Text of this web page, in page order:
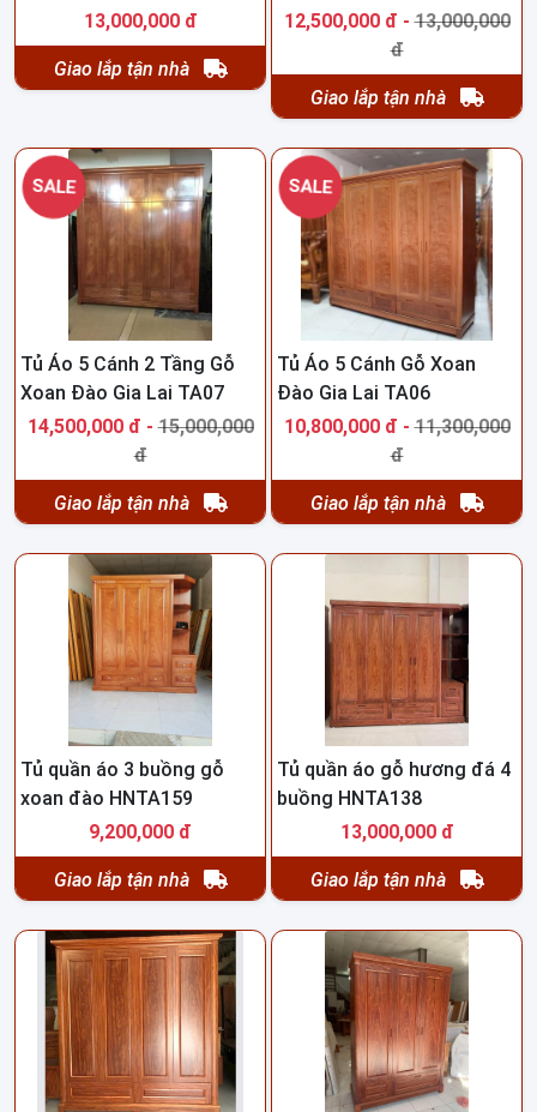
13,000,000 đ
Giao lắp tận nhà
12,500,000 đ -13,000,000
đ
Giao lắp tận nhà
SALE
Tủ Áo 5 Cánh 2 Tầng Gỗ
Xoan Đào Gia Lai TA07
14,500,000 đ -15,000,000
đ
Giao lắp tận nhà
SALE
Tủ Áo 5 Cánh Gỗ Xoan
Đào Gia Lai TA06
10,800,000 đ -11,300,000
đ
Giao lắp tận nhà
Tủ quần áo 3 buồng gỗ
xoan đào HNTA159
9,200,000 đ
Giao lắp tận nhà
Tủ quần áo gỗ hương đá 4
buồng HNTA138
13,000,000 đ
Giao lắp tận nhà